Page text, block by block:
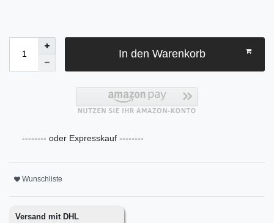
In den Warenkorb
-------- oder Expresskauf --------
Wunschliste
Versand mit DHL